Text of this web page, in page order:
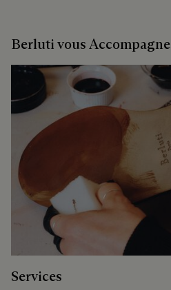
Berluti vous Accompagne
Services